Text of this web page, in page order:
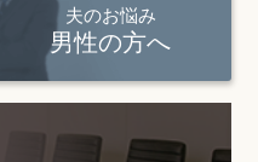
夫のお悩み
男性の方へ